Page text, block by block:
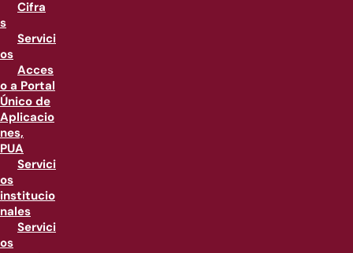
Cifra
s
Servici
os
Acces
o a Portal
Único de
Aplicacio
nes,
PUA
Servici
os
institucio
nales
Servici
os